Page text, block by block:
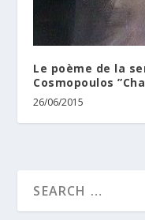
Le poème de la
Cosmopoulos
26/06/2015